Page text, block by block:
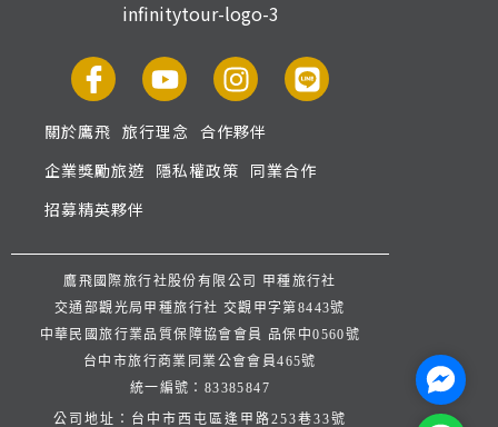
關於鷹飛 旅行理念 合作夥伴
企業獎勵旅遊 隱私權政策 同業合作
招募精英夥伴
鷹飛國際旅行社股份有限公司 甲種旅行社
交通部觀光局甲種旅行社 交觀甲字第8443號
中華民國旅行業品質保障協會會員 品保中0560號
台中市旅行商業同業公會會員465號
統一編號：83385847
公司地址：台中市西屯區逢甲路253巷33號